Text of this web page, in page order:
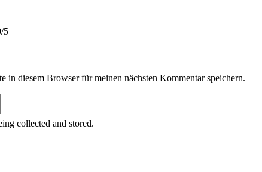
/5
in diesem Browser für meinen nächsten Kommentar speichern.
collected and stored.